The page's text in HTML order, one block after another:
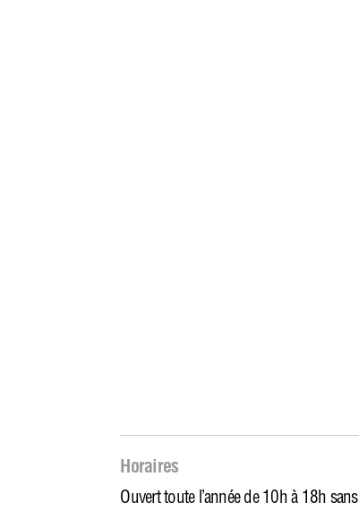
Horaires
Ouvert toute l’année de 10h à 18h sans